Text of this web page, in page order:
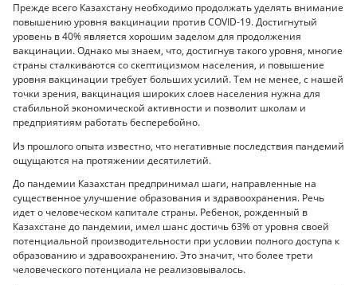
Прежде всего Казахстану необходимо продолжать уделять внимание
повышению уровня вакцинации против COVID-19. Достигнутый
уровень в 40% является хорошим заделом для продолжения
вакцинации. Однако мы знаем, что, достигнув такого уровня, многие
страны сталкиваются со скептицизмом населения, и повышение
уровня вакцинации требует больших усилий. Тем не менее, с нашей
точки зрения, вакцинация широких слоев населения нужна для
стабильной экономической активности и позволит школам и
предприятиям работать бесперебойно.
Из прошлого опыта известно, что негативные последствия пандемий
ощущаются на протяжении десятилетий.
До пандемии Казахстан предпринимал шаги, направленные на
существенное улучшение образования и здравоохранения. Речь
идет о человеческом капитале страны. Ребенок, рожденный в
Казахстане до пандемии, имел шанс достичь 63% от уровня своей
потенциальной производительности при условии полного доступа к
образованию и здравоохранению. Это значит, что более трети
человеческого потенциала не реализовывалось.